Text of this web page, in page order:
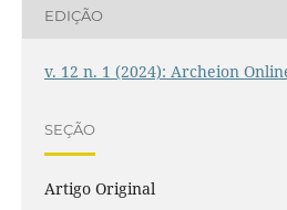
EDIÇÃO
v. 12 n. 1 (2024): Archeion
SEÇÃO
Artigo Original